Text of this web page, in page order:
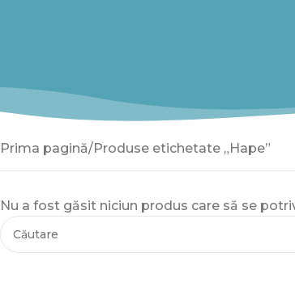
Prima pagină Produse etichetate „Hape”
Nu a fost găsit niciun produs care să se